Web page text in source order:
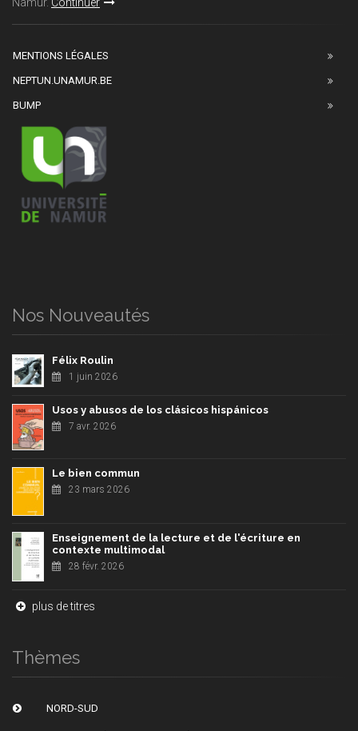
Namur. Continuer
MENTIONS LÉGALES
NEPTUN.UNAMUR.BE
BUMP
Nos Nouveautés
Félix Roulin
1 juin 2026
Usos y abusos de los clásicos hispánicos
7 avr. 2026
Le bien commun
23 mars 2026
Enseignement de la lecture et de l'écriture en
contexte multimodal
28 févr. 2026
plus de titres
Thèmes
NORD-SUD